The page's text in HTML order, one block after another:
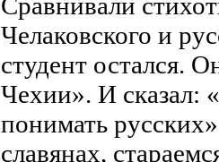
Челаковского и
студент остался.
Чехии». И сказал:
понимать
славянах,